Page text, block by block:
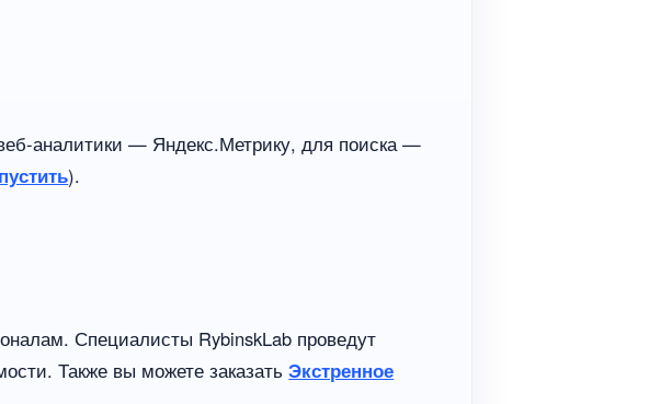
аналитики — Яндекс.Метрику, для поиска —
).
Специалисты RybinskLab проведут
Также вы можете заказатьЭкстренное